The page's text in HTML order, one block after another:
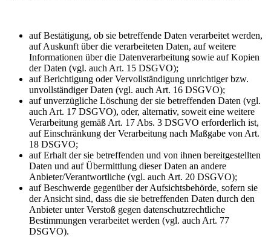
auf Bestätigung, ob sie betreffende Daten verarbeitet werden,
auf Auskunft über die verarbeiteten Daten, auf weitere
Informationen über die Datenverarbeitung sowie auf Kopien
der Daten (vgl. auch Art. 15 DSGVO);
auf Berichtigung oder Vervollständigung unrichtiger bzw.
unvollständiger Daten (vgl. auch Art. 16 DSGVO);
auf unverzügliche Löschung der sie betreffenden Daten (vgl.
auch Art. 17 DSGVO), oder, alternativ, soweit eine weitere
Verarbeitung gemäß Art. 17 Abs. 3 DSGVO erforderlich ist,
auf Einschränkung der Verarbeitung nach Maßgabe von Art.
18 DSGVO;
auf Erhalt der sie betreffenden und von ihnen bereitgestellten
Daten und auf Übermittlung dieser Daten an andere
Anbieter/Verantwortliche (vgl. auch Art. 20 DSGVO);
auf Beschwerde gegenüber der Aufsichtsbehörde, sofern sie
der Ansicht sind, dass die sie betreffenden Daten durch den
Anbieter unter Verstoß gegen datenschutzrechtliche
Bestimmungen verarbeitet werden (vgl. auch Art. 77
DSGVO).